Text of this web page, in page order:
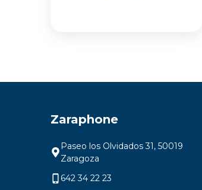
Zaraphone
Paseo los Olvidados 31, 50019
Zaragoza
642 34 22 23